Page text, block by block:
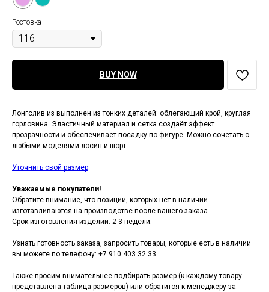
Ростовка
BUY NOW
Лонгслив из выполнен из тонких деталей: облегающий крой, круглая
горловина. Эластичный материал и сетка создаёт эффект
прозрачности и обеспечивает посадку по фигуре. Можно сочетать с
любыми моделями лосин и шорт.
Уточнить свой размер
Уважаемые покупатели!
Обратите внимание, что позиции, которых нет в наличии
изготавливаются на производстве после вашего заказа.
Срок изготовления изделий: 2-3 недели.
Узнать готовность заказа, запросить товары, которые есть в наличии
вы можете по телефону: +7 910 403 32 33
Также просим внимательнее подбирать размер (к каждому товару
представлена таблица размеров) или обратится к менеджеру за